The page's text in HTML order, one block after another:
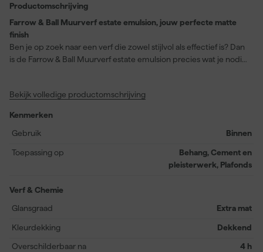
Productomschrijving
Farrow & Ball Muurverf estate emulsion, jouw perfecte matte
finish
Ben je op zoek naar een verf die zowel stijlvol als effectief is? Dan
is de Farrow & Ball Muurverf estate emulsion precies wat je nodig
geeft. De kleur Calamine (No. 230) voegt een zachte, roze tint toe
Deze waterbasisverf kan eenvoudig aangebracht worden met
een kwast, roller of verfspuit en is stofdroog na slechts 2 uur en
meter per liter krijg je uitstekende dekking en hoogwaardige
afwerking. Kies voor kwaliteit en raffinement met Farrow & Ball
Bekijk volledige productomschrijving
Kenmerken
Gebruik
Binnen
Toepassing op
Behang, Cement en
pleisterwerk, Plafonds
Verf & Chemie
Glansgraad
Extra mat
Kleurdekking Dekkend
Overschilderbaar na 4 h